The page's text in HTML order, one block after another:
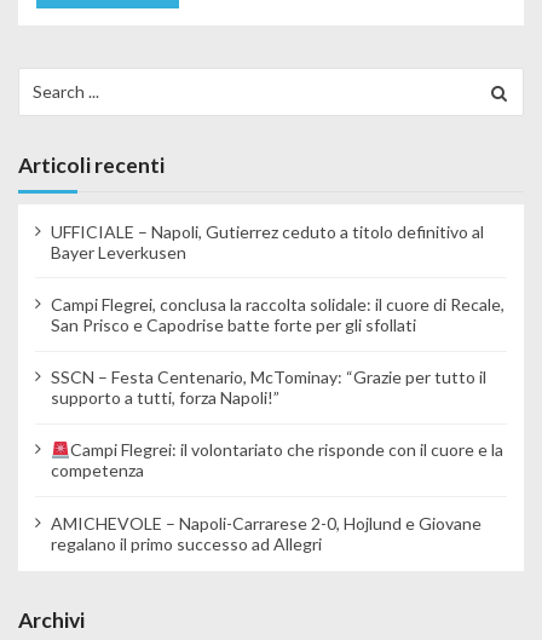
Articoli recenti
UFFICIALE – Napoli, Gutierrez ceduto a titolo definitivo al
Bayer Leverkusen
Campi Flegrei, conclusa la raccolta solidale: il cuore di Recale,
San Prisco e Capodrise batte forte per gli sfollati
SSCN – Festa Centenario, McTominay: “Grazie per tutto il
supporto a tutti, forza Napoli!”
Campi Flegrei: il volontariato che risponde con il cuore e la
competenza
AMICHEVOLE – Napoli-Carrarese 2-0, Hojlund e Giovane
regalano il primo successo ad Allegri
Archivi